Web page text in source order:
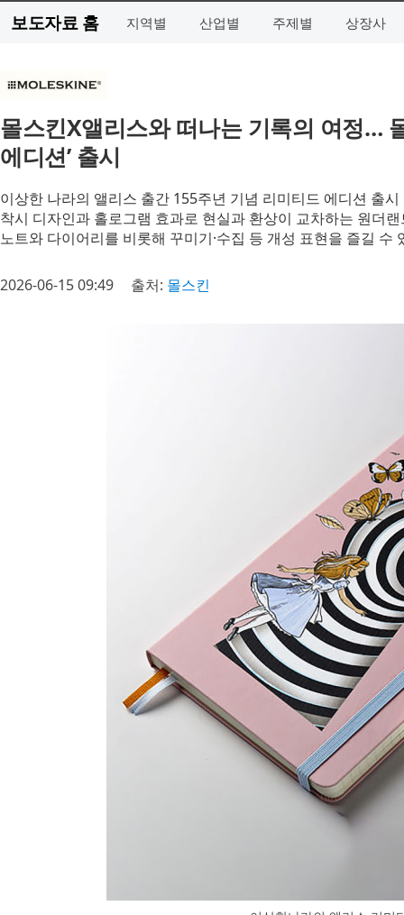
보도자료 홈 지역별 산업별 주제별 상장사
몰스킨X앨리스와 떠나는 기록의 여정…
에디션’ 출시
이상한 나라의 앨리스 출간 155주년 기념 리미티드 에디션 출시
착시 디자인과 홀로그램 효과로 현실과 환상이 교차하는 원더
노트와 다이어리를 비롯해 꾸미기·수집 등 개성 표현을 즐길 수
2026-06-15 09:49 출처: 몰스킨